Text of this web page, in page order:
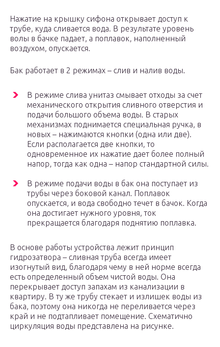
Нажатие на крышку сифона открывает доступ к
трубе, куда сливается вода. В результате уровень
волы в бачке падает, а поплавок, наполненный
воздухом, опускается.
Бак работает в 2 режимах – слив и налив воды.
В режиме слива унитаз смывает отходы за счет
механического открытия сливного отверстия и
подачи большого объема воды. В старых
механизмах поднимается специальная ручка, в
новых – нажимаются кнопки (одна или две).
Если располагается две кнопки, то
одновременное их нажатие дает более полный
напор, тогда как одна – напор стандартной силы.
В режиме подачи воды в бак она поступает из
трубы через боковой канал. Поплавок
опускается, и вода свободно течет в бачок. Когда
она достигает нужного уровня, ток
прекращается благодаря поднятию поплавка.
В основе работы устройства лежит принцип
гидрозатвора – сливная труба всегда имеет
изогнутый вид, благодаря чему в ней норме всегда
есть определенный объем чистой воды. Она
перекрывает доступ запахам из канализации в
квартиру. В ту же трубу стекает и излишек воды из
бака, поэтому она никогда не переливается через
край и не подтапливает помещение. Схематично
циркуляция воды представлена на рисунке.